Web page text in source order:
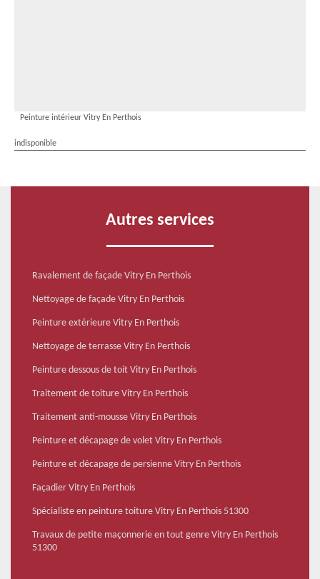
Peinture intérieur Vitry En Perthois
indisponible
Autres services
Ravalement de façade Vitry En Perthois
Nettoyage de façade Vitry En Perthois
Peinture extérieure Vitry En Perthois
Nettoyage de terrasse Vitry En Perthois
Peinture dessous de toit Vitry En Perthois
Traitement de toiture Vitry En Perthois
Traitement anti-mousse Vitry En Perthois
Peinture et décapage de volet Vitry En Perthois
Peinture et décapage de persienne Vitry En Perthois
Façadier Vitry En Perthois
Spécialiste en peinture toiture Vitry En Perthois 51300
Travaux de petite maçonnerie en tout genre Vitry En Perthois
51300